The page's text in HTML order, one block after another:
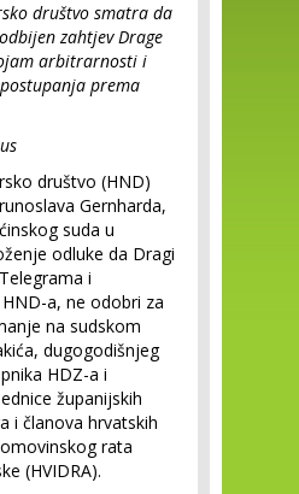
društvo smatra da
zahtjev Drage
arbitrarnosti i
prema
društvo (HND)
Gernharda,
suda u
odluke da Dragi
i
a, ne odobri za
na sudskom
dugogodišnjeg
HDZ-a i
županijskih
i članova hrvatskih
rata
(HVIDRA).